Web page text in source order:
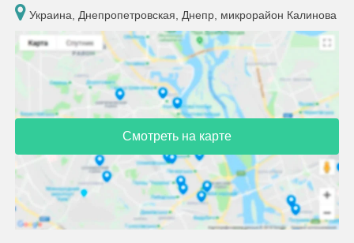
Украина, Днепропетровская, Днепр, микрорайон Калинова
Смотреть на карте